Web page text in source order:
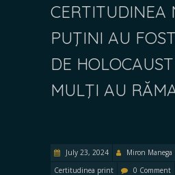
CERTITUDINEA
PUŢINI AU
DE
MULŢI AU
July 23, 2024 Miron Manega
Certitudinea print
0 Comment